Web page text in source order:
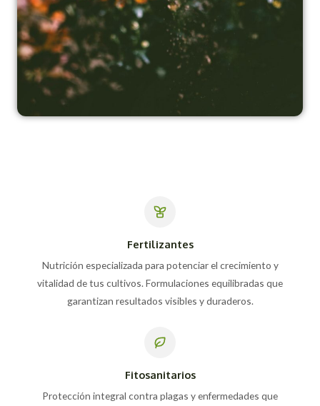
Fertilizantes
Nutrición especializada para potenciar el crecimiento y
vitalidad de tus cultivos. Formulaciones equilibradas que
garantizan resultados visibles y duraderos.
Fitosanitarios
Protección integral contra plagas y enfermedades que